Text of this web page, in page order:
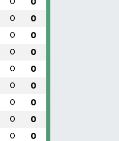
0 0
0 0
0 0
0 0
0 0
0 0
0 0
0 0